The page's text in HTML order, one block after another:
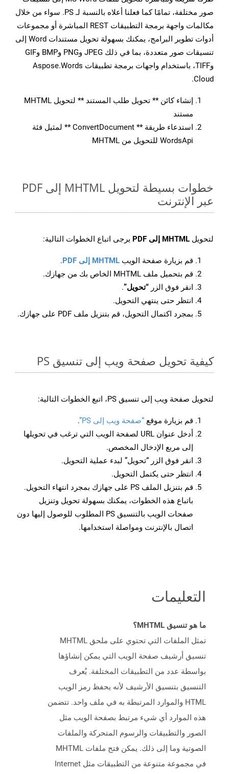
صور مختلفة، تمامًا كما فعلنا أعلاه بالنسبة لـ PS. سواء من خلال
مكالمات واجهة برمجة التطبيقات REST المباشرة أو مجموعات
أدوات تطوير البرامج، يمكنك بسهولة تحويل مستندات Word إلى
تنسيقات صور متعددة، بما في ذلك JPEG وPNG وBMP وGIF
وTIFF، باستخدام واجهات برمجة تطبيقات Aspose.Words
Cloud.
إنشاء كائن ** تحويل طلب المستند ** لتحويل MHTML
مستند
استدعاء طريقة ** ConvertDocument ** لمثيل فئة
WordsApi للتحويل من MHTML
خطوات بسيطة لتحويل MHTML إلى PDF
عبر الإنترنت
لتحويل MHTML إلى PDF يرجى اتباع الخطوات التالية:
قم بزيارة صفحة الويب MHTML إلى PDF
.
قم بتحميل ملف MHTML الخاص بك من جهازك.
انقر فوق الزر “تحويل”.
انتظر حتى ينتهي التحويل.
بمجرد اكتمال التحويل، قم بتنزيل ملف PDF على جهازك.
كيفية تحويل صفحة ويب إلى تنسيق PS
لتحويل صفحة ويب إلى تنسيق PS، اتبع الخطوات التالية:
قم بزيارة موقع “صفحة ويب إلى PS”
.
أدخل عنوان URL لصفحة الويب التي ترغب في تحويلها
إلى مربع الإدخال المخصص.
انقر فوق الزر “تحويل” لبدء عملية التحويل.
انتظر حتى يكتمل التحويل.
قم بتنزيل الملف PS على جهازك بمجرد انتهاء التحويل.
باتباع هذه الخطوات، يمكنك بسهولة تحويل وتنزيل
صفحات الويب بالتنسيق PS المطلوب للوصول إليها دون
اتصال بالإنترنت ومواصلة استخدامها.
التعليمات
ما هو تنسيق MHTML؟
تمثل الملفات التي تحتوي على ملحق MHTML
تنسيق أرشيف صفحة الويب التي يمكن إنشاؤها
بواسطة عدد من التطبيقات المختلفة. يُعرف
التنسيق بتنسيق الأرشيف لأنه يحفظ رمز الويب
HTML والموارد المرتبطة به في ملف واحد. تتضمن
هذه الموارد أي شيء مرتبط بصفحة الويب مثل
الصور والتطبيقات والرسوم المتحركة والملفات
الصوتية وما إلى ذلك. يمكن فتح ملفات MHTML
في مجموعة متنوعة من التطبيقات مثل Internet